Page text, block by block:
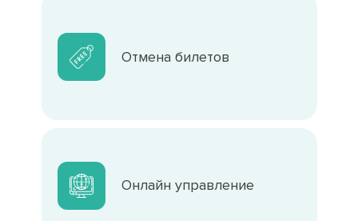
Отмена билетов
Онлайн управление